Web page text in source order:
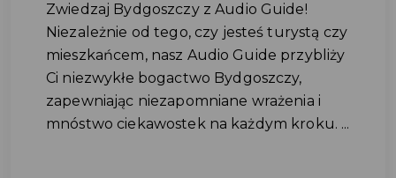
Zwiedzaj Bydgoszczy z Audio Guide!
Niezależnie od tego, czy jesteś turystą czy
mieszkańcem, nasz Audio Guide przybliży
Ci niezwykłe bogactwo Bydgoszczy,
zapewniając niezapomniane wrażenia i
mnóstwo ciekawostek na każdym kroku. ...